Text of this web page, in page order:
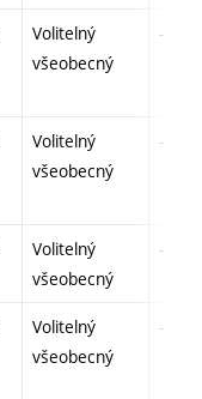
Volitelný
všeobecný
-
Volitelný
všeobecný
-
Volitelný
všeobecný
-
Volitelný
všeobecný
-